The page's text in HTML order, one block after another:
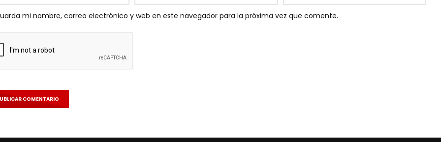
mi nombre, correo electrónico y web en este navegador para la próxima vez que comente.